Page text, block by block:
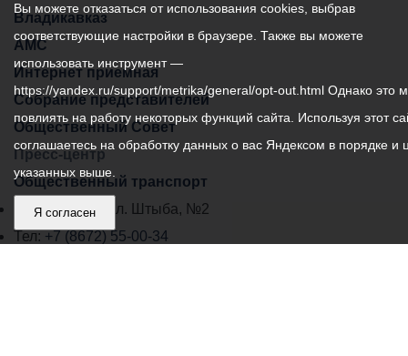
Владикавказ:
Владикавказ
АМС
Интернет приемная
Собрание представителей
Общественный Совет
Пресс-центр
Общественный транспорт
Владикавказ, пл. Штыба, №2
Тел: +7 (8672) 55-00-34
Вы можете отказаться от использования cookies, выбрав
соответствующие настройки в браузере. Также вы можете
использовать инструмент —
https://yandex.ru/support/metrika/general/opt-out.html Однако это
повлиять на работу некоторых функций сайта. Используя этот
соглашаетесь на обработку данных о вас Яндексом в порядке и
указанных выше.
Я согласен